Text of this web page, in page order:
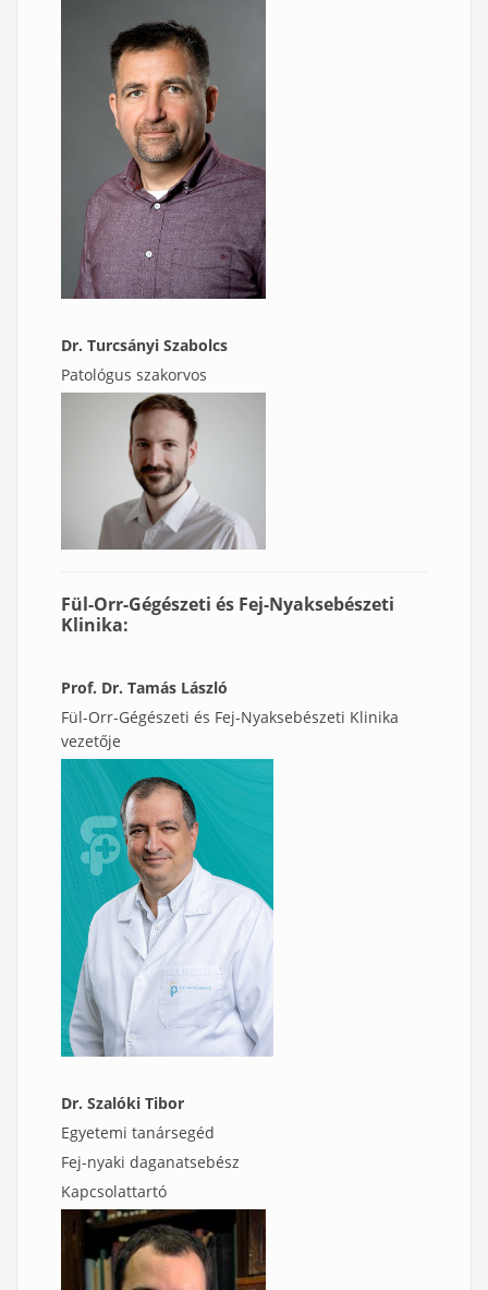
Dr. Turcsányi Szabolcs
Patológus szakorvos
Fül-Orr-Gégészeti és Fej-Nyaksebészeti
Klinika:
Prof. Dr. Tamás László
Fül-Orr-Gégészeti és Fej-Nyaksebészeti Klinika
vezetője
Dr. Szalóki Tibor
Egyetemi tanársegéd
Fej-nyaki daganatsebész
Kapcsolattartó